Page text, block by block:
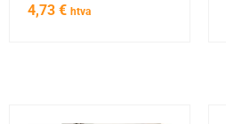
4,73 € htva